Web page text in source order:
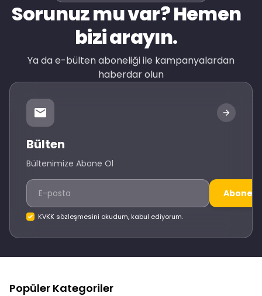
Sorunuz mu var? Hemen
bizi arayın.
Ya da e-bülten aboneliği ile kampanyalardan
haberdar olun
Bülten
Bültenimize Abone Ol
Abone
KVKK sözleşmesini okudum, kabul ediyorum.
Popüler Kategoriler